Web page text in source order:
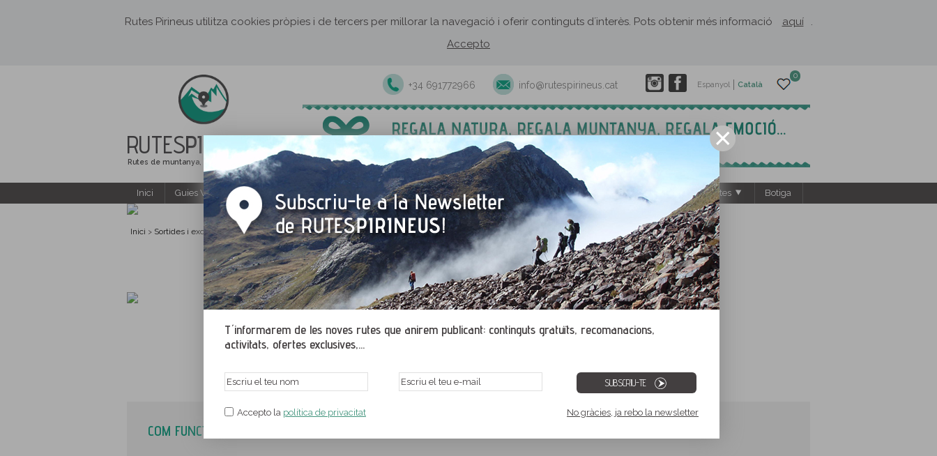
Rutes Pirineus utilitza cookies pròpies i de tercers per millorar la navegació i oferir continguts d´interès. Pots obtenir més informació aquí
.
Accepto
RUTESPIRINEUS
Rutes de muntanya, senderisme i excursions
0
Espanyol Català
+34 691772966 info@rutespirineus.cat
T´informarem de les noves rutes que anirem publicant: continguts gratuïts, recomanacions,
activitats, ofertes exclusives,...
SUBSCRIU-TE
Accepto la política de privacitat No gràcies, ja rebo la newsletter
Inici Guies Web i PDF gratuïtes Excursions i activitats guiades Rutes autoguiades Establiments El Rusc: projectes Botiga
Inici > Sortides i excursions guiades>Xecs Regal>Xec Regal
CARACTERÍSTIQUES DEL XEC REGAL
COM FUNCIONA?